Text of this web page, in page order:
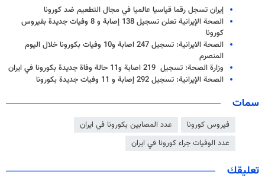
إيران تسجل رقما قياسيا عالميا في مجال التطعيم ضد كورونا
الصحة الإيرانية تعلن تسجيل 138 إصابة و 8 وفيات جديدة بفیروس
كورونا
الصحة الايرانية: تسجيل 247 اصابة و10 وفيات بكورونا خلال اليوم
المنصرم
وزارة الصحة: تسجيل 219 اصابة و11 حالة وفاة جديدة بكورونا في ايران
الصحة الإيرانية: تسجيل 292 إصابة و 11 وفيات جديدة بكورونا
سمات
فيروس كورونا
عدد المصابين بكورونا في ايران
عدد الوفيات جراء كورونا في ايران
تعليقك